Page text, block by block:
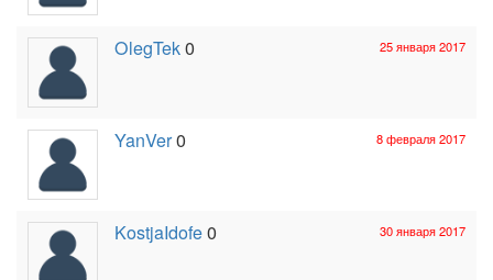
25 января 2017
OlegTek0
8 февраля 2017
YanVer0
30 января 2017
KostjaIdofe0